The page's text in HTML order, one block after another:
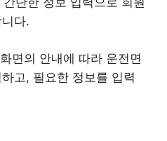
다.
면의 안내에 따라 운전면
고, 필요한 정보를 입력